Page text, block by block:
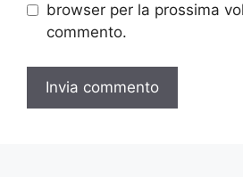
browser per la prossima
commento.